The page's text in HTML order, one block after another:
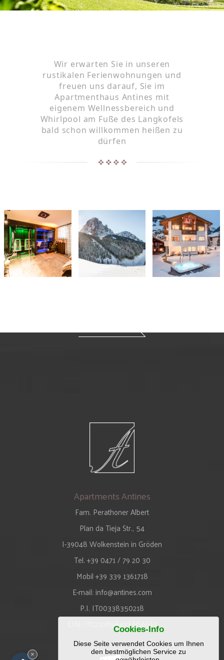
Wir erwarten Sie in unseren
rustikalen Ferienwohnungen und
freuen uns darauf, Sie im
Apartmenthaus Antines mit
eigenem Wellnessbereich und
Whirlpool am Fuße des Langkofels
bald schon willkommen heißen zu
dürfen
Apartments Antines
Fam. Perathoner Albert
Plan da Tieja Str., 54
I-39048Wolkenstein in Gröden
Tel. +39 0471 / 79 20 30
Mobil +39 339 1361718
E-mail: info@antines.com
P.I. IT00338350218
CIN: IT021089B4XENS6GJ3
Cookies-Info
Diese Seite verwendet Cookies um Ihnen
den bestmöglichen Service zu
×